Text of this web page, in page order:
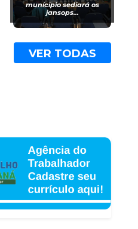
munícipio sediará os
jansops...
VER TODAS